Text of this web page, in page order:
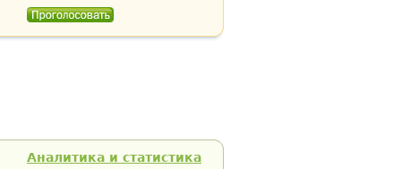
Аналитика и статистика